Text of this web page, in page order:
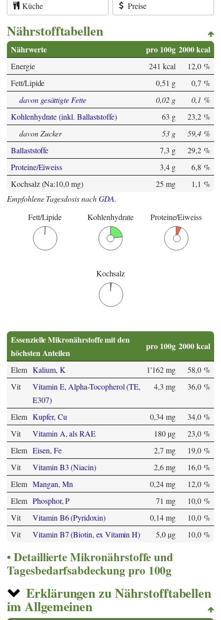
Küche Preise
Nährstofftabellen
Nährwerte pro 100g 2000 kcal
Energie 241 kcal
12,0 %
Fett/Lipide
0,51 g
0,7 %
davon gesättigte Fette
0,02 g
0,1 %
Kohlenhydrate (inkl. Ballaststoffe)
63 g
23,2 %
davon Zucker
53 g
59,4 %
Ballaststoffe
7,3 g
29,2 %
Proteine/Eiweiss
3,4 g
6,8 %
Kochsalz (Na:10,0 mg)
25 mg
1,1 %
Empfohlene Tagesdosis nachGDA.
Fett/Lipide
Kohlenhydrate Proteine/Eiweiss
Kochsalz
Essenzielle Mikronährstoffe mit den
höchsten Anteilen
pro 100g 2000 kcal
Elem Kalium, K 1'162 mg
58,0 %
Vit
Vitamin E, Alpha-Tocopherol (TE,
E307)
4,3 mg 36,0 %
Elem Kupfer, Cu 0,34 mg
34,0 %
Vit
Vitamin A, als RAE 180 µg
23,0 %
Elem Eisen, Fe 2,7 mg
19,0 %
Vit
Vitamin B3 (Niacin) 2,6 mg
16,0 %
Elem Mangan, Mn 0,24 mg
12,0 %
Elem Phosphor, P 71 mg
10,0 %
Vit
Vitamin B6 (Pyridoxin) 0,14 mg
10,0 %
Vit
Vitamin B7 (Biotin, ex Vitamin H) 5,0 µg 10,0 %
Detaillierte Mikronährstoffe und
Tagesbedarfsabdeckung pro 100g
Erklärungen zu Nährstofftabellen
im Allgemeinen